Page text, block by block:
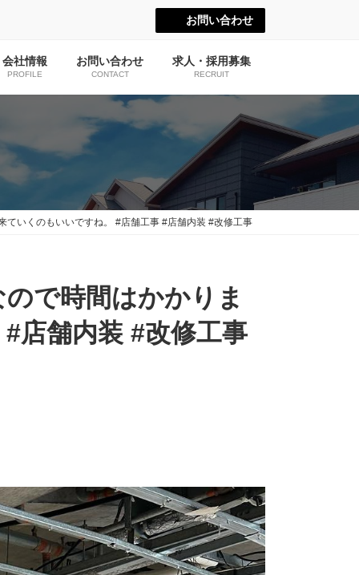
お問い合わせ
会社情報
PROFILE
お問い合わせ
CONTACT
求人・採用募集
RECRUIT
いくのもいいですね。 #店舗工事 #店舗内装 #改修工事
で時間はかかりま
店舗内装 #改修工事